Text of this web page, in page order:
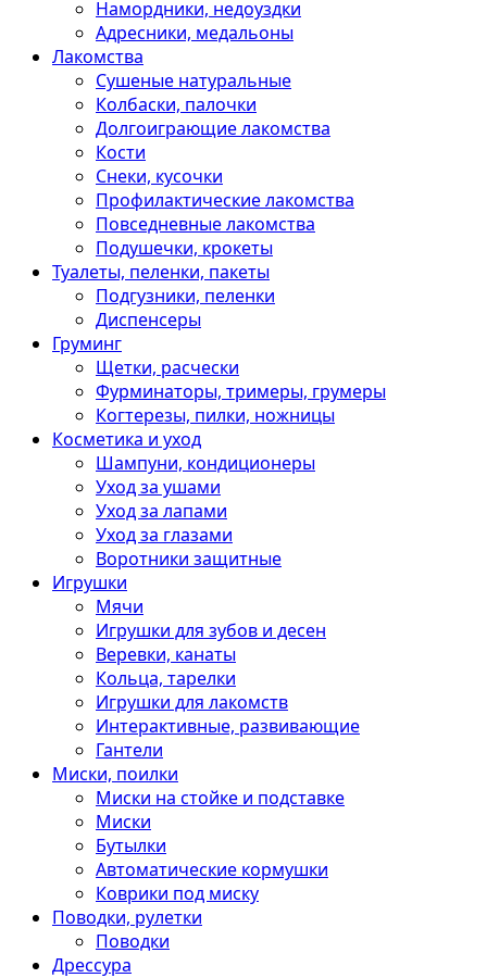
Намордники, недоуздки
Адресники, медальоны
Лакомства
Сушеные натуральные
Колбаски, палочки
Долгоиграющие лакомства
Кости
Снеки, кусочки
Профилактические лакомства
Повседневные лакомства
Подушечки, крокеты
Туалеты, пеленки, пакеты
Подгузники, пеленки
Диспенсеры
Груминг
Щетки, расчески
Фурминаторы, тримеры, грумеры
Когтерезы, пилки, ножницы
Косметика и уход
Шампуни, кондиционеры
Уход за ушами
Уход за лапами
Уход за глазами
Воротники защитные
Игрушки
Мячи
Игрушки для зубов и десен
Веревки, канаты
Кольца, тарелки
Игрушки для лакомств
Интерактивные, развивающие
Гантели
Миски, поилки
Миски на стойке и подставке
Миски
Бутылки
Автоматические кормушки
Коврики под миску
Поводки, рулетки
Поводки
Дрессура